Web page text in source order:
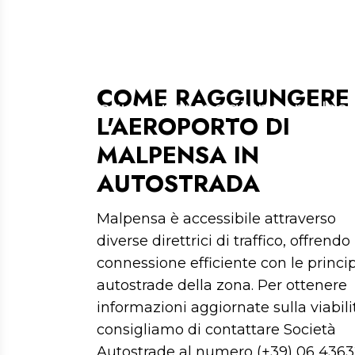
Le indicazioni per raggiungere
COME RAGGIUNGERE
L'AEROPORTO DI
MALPENSA IN
AUTOSTRADA
Malpensa è accessibile attraverso
diverse direttrici di traffico, offrendo
connessione efficiente con le
autostrade della zona. Per ottenere
informazioni aggiornate sulla
consigliamo di contattare Società